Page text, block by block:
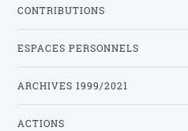
CONTRIBUTIONS
ESPACES PERSONNELS
ARCHIVES 1999/2021
ACTIONS